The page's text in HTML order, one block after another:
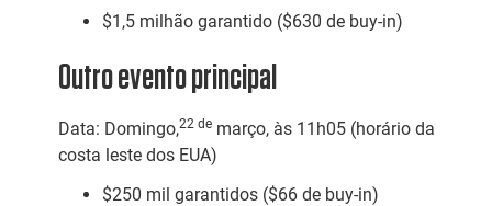
$1,5 milhão garantido ($630 de buy-in)
Outro evento principal
Data: Domingo,22 demarço, às 11h05 (horário da
costa leste dos EUA)
$250 mil garantidos ($66 de buy-in)